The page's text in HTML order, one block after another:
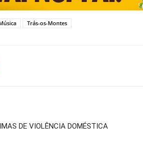
Trás-os-Montes
DE VIOLÊNCIA DOMÉSTICA